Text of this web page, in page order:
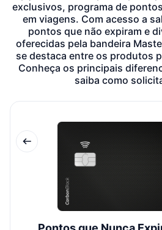
exclusivos, programa de
em viagens. Com acesso a
pontos que não expiram e
oferecidas pela bandeira
se destaca entre os produtos
Conheça os principais
saiba como